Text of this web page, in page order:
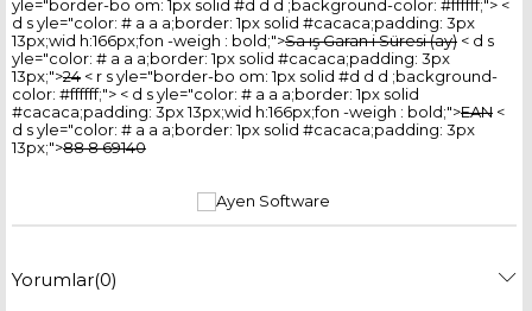
yle="border-bo om: 1px solid #d d d ;background-color: #ffffff;"> <
d s yle="color: # a a a;border: 1px solid #cacaca;padding: 3px
13px;wid h:166px;fon -weigh : bold;">Sa ış Garan i Süresi (ay) < d s
yle="color: # a a a;border: 1px solid #cacaca;padding: 3px
13px;">24 < r s yle="border-bo om: 1px solid #d d d ;background-
color: #ffffff;"> < d s yle="color: # a a a;border: 1px solid
#cacaca;padding: 3px 13px;wid h:166px;fon -weigh : bold;">EAN <
d s yle="color: # a a a;border: 1px solid #cacaca;padding: 3px
13px;">88 8 69140
Yorumlar(0)